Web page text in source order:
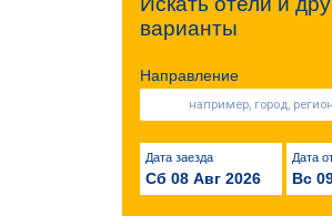
варианты
Направление
Дата заезда
Сб 08 Авг 2026
Дата
Вс